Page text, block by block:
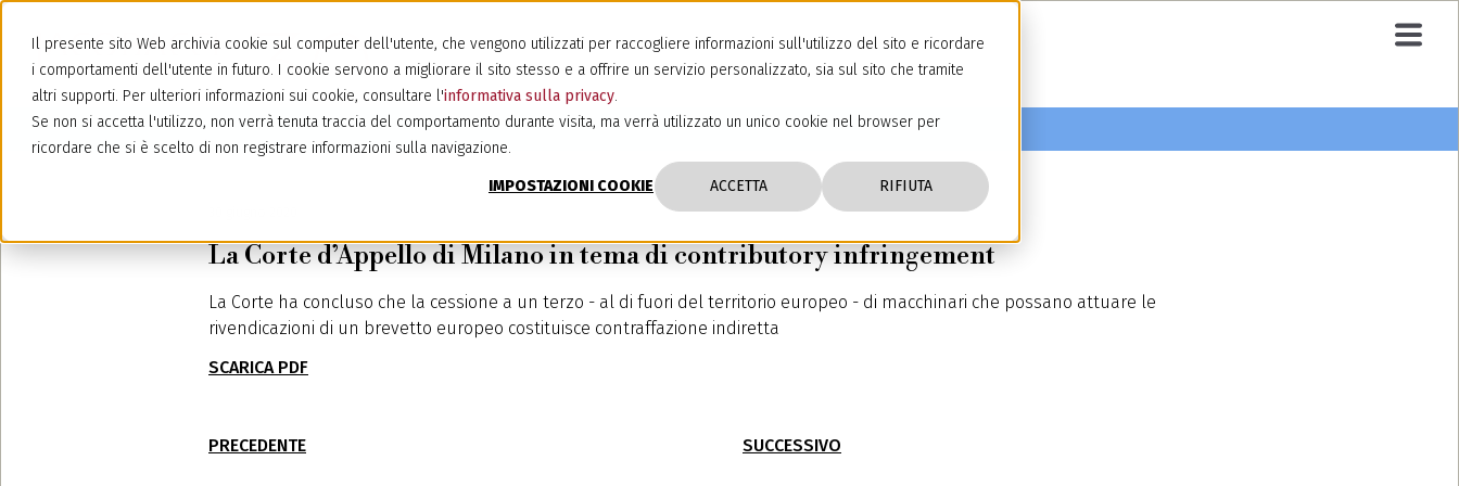
Il presente sito Web archivia cookie sul computer dell'utente, che vengono utilizzati per raccogliere informazioni sull'utilizzo del sito e ricordare
i comportamenti dell'utente in futuro. I cookie servono a migliorare il sito stesso e a offrire un servizio personalizzato, sia sul sito che tramite
altri supporti. Per ulteriori informazioni sui cookie, consultare l'informativa sulla privacy.
Se non si accetta l'utilizzo, non verrà tenuta traccia del comportamento durante visita, ma verrà utilizzato un unico cookie nel browser per
ricordare che si è scelto di non registrare informazioni sulla navigazione.
IMPOSTAZIONI COOKIE ACCETTA RIFIUTA
La Corte d’Appello di Milano in tema di contributory infringement
La Corte ha concluso che la cessione a un terzo - al di fuori del territorio europeo - di macchinari che possano attuare le
rivendicazioni di un brevetto europeo costituisce contraffazione indiretta
SCARICA PDF
PRECEDENTE SUCCESSIVO